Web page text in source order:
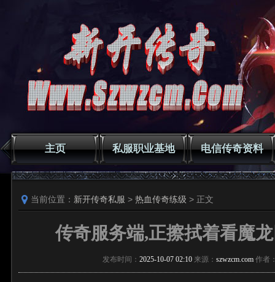
主页 私服职业基地 电信传奇资料
当前位置： 新开传奇私服 > 热血传奇练级 > 正文
传奇服务端,正擦拭着看魔
发布时间： 2025-10-07 02:10 来源： szwzcm.com 作者